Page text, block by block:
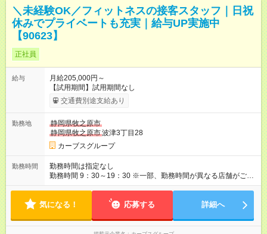
＼未経験OK／フィットネスの接客スタッフ｜日祝
休みでプライベートも充実｜給与UP実施中
【90623】
正社員
給与
月給205,000円～
【試用期間】試用期間なし
交通費別途支給あり
勤務地
静岡県牧之原市
静岡県牧之原市波津3丁目28
カーブスグループ
勤務時間
勤務時間は指定なし
勤務時間 9：30～19：30 ※一部、勤務時間が異なる店舗がござ
います。 ＜営業時間＞ 平日／10：00～13：00、15：00～19：
深夜シフトはありません）
気になる！ 応募する 詳細へ